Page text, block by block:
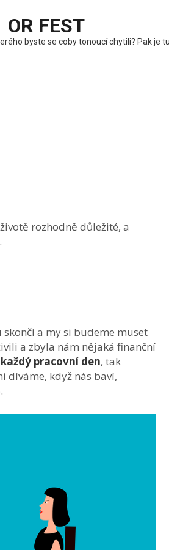
OR FEST
byste se coby tonoucí chytili? Pak je
rozhodně důležité, a
a my si budeme muset
a zbyla nám nějaká finanční
pracovní den, tak
díváme, když nás baví,